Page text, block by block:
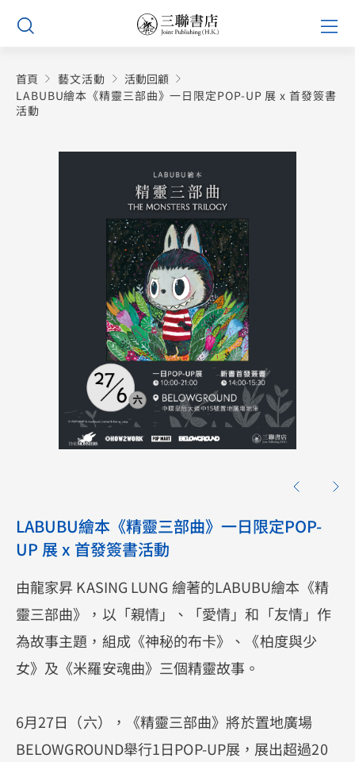
Skip
首頁 藝文活動
活動回顧
LABUBU繪本《精靈三部曲》一日限定POP-UP 展 x 首發簽書
活動
LABUBU繪本《精靈三部曲》一日限定POP-
UP 展 x 首發簽書活動
由龍家昇 KASING LUNG 繪著的LABUBU繪本《精
靈三部曲》，以「親情」、「愛情」和「友情」作
為故事主題，組成《神秘的布卡》、《柏度與少
女》及《米羅安魂曲》三個精靈故事。
6月27日（六），《精靈三部曲》將於置地廣場
BELOWGROUND舉行1日POP-UP展，展出超過20